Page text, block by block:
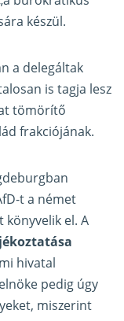
készül.
a delegáltak
is tagja lesz
tömörítő
frakciójának.
t a német
el. A
hivatal
pedig úgy
miszerint